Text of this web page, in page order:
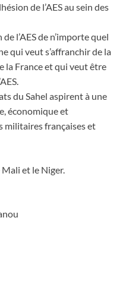
de l’AES au sein des
l’AES de n’importe quel
qui veut s’affranchir de la
la France et qui veut être
du Sahel aspirent à une
économique et
militaires françaises et
et le Niger.